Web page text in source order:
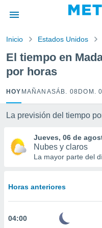
por
para
la
calidad.
a este
las
y
forma
basada
permite
Inicio Estados Unidos
El tiempo en
por horas
HOY MAÑANASÁB. 08 DOM.
La previsión del tiempo
Jueves, 06 de
Nubes y claros
La mayor parte del
Horas anteriores
04:00